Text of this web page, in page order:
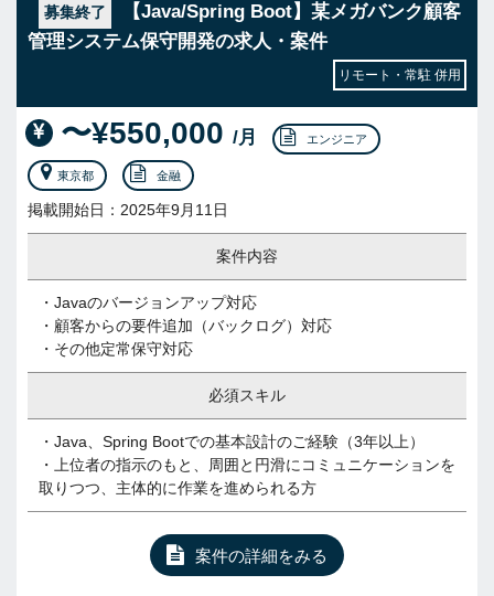
募集終了
【Java/Spring Boot】某メガバンク顧客
管理システム保守開発の求人・案件
リモート・常駐 併用
〜¥550,000 /月 エンジニア
東京都 金融
掲載開始日：2025年9月11日
案件内容
・Javaのバージョンアップ対応
・顧客からの要件追加（バックログ）対応
・その他定常保守対応
必須スキル
・Java、Spring Bootでの基本設計のご経験（3年以上）
・上位者の指示のもと、周囲と円滑にコミュニケーションを
取りつつ、主体的に作業を進められる方
案件の詳細をみる